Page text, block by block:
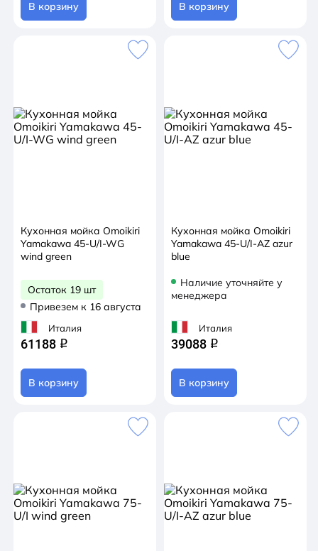
В корзину В корзину
Кухонная мойка Omoikiri
Yamakawa 45-U/I-WG
wind green
Остаток 19 шт
Привезем к 16 августа
Италия
61188 q
В корзину
Кухонная мойка Omoikiri
Yamakawa 45-U/I-AZ azur
blue
Наличие уточняйте у
менеджера
Италия
39088 q
В корзину